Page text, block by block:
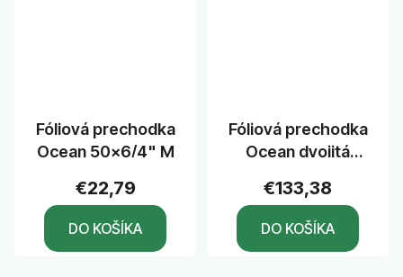
Fóliová prechodka
Ocean 50x6/4" M
€22,79
DO KOŠÍKA
Fóliová prechodka
Ocean dvojitá
skrutky
€133,38
DO KOŠÍKA